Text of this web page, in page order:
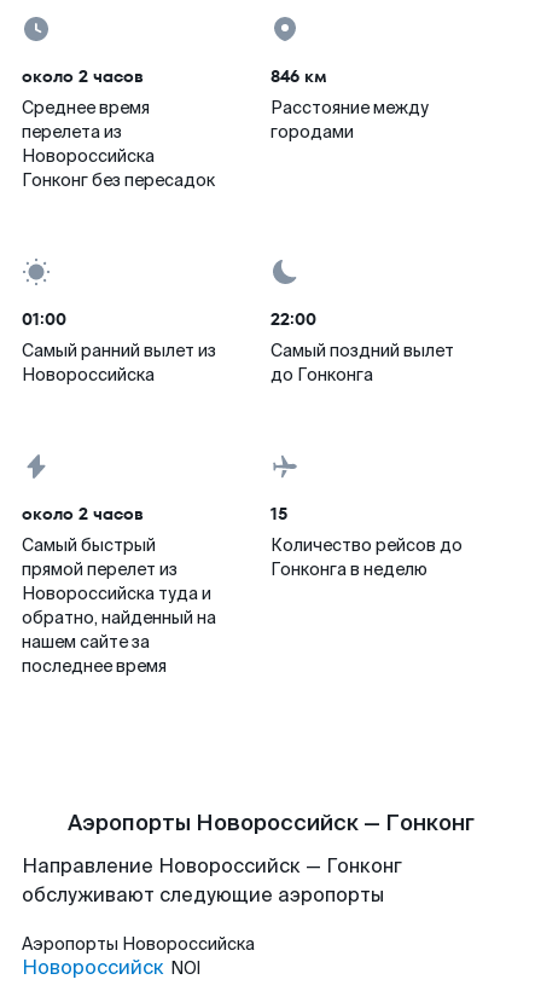
около 2 часов
Среднее время
перелета из
Новороссийска
Гонконг без пересадок
846 км
Расстояние между
городами
01:00
Самый ранний вылет из
Новороссийска
22:00
Самый поздний вылет
до Гонконга
около 2 часов
Самый быстрый
прямой перелет из
Новороссийска туда и
обратно, найденный на
нашем сайте за
последнее время
15
Количество рейсов до
Гонконга в неделю
Аэропорты Новороссийск — Гонконг
Направление Новороссийск — Гонконг
обслуживают следующие аэропорты
Аэропорты Новороссийска
Новороссийск NOI